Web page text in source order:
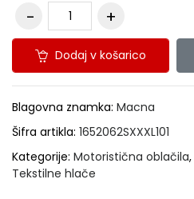
Dodaj v košarico
Blagovna znamka: Macna
Šifra artikla: 1652062SXXXL101
Kategorije: Motoristična oblačila,
Tekstilne hlače